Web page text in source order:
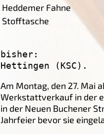
Heddemer Fahne
Stofftasche
bisher:
Hettingen (KSC).
Am Montag, den 27. Mai
Werkstattverkauf in der
in der Neuen Buchener
Jahrfeier bevor sie